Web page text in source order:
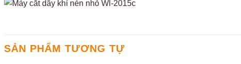
SẢN PHẨM TƯƠNG TỰ